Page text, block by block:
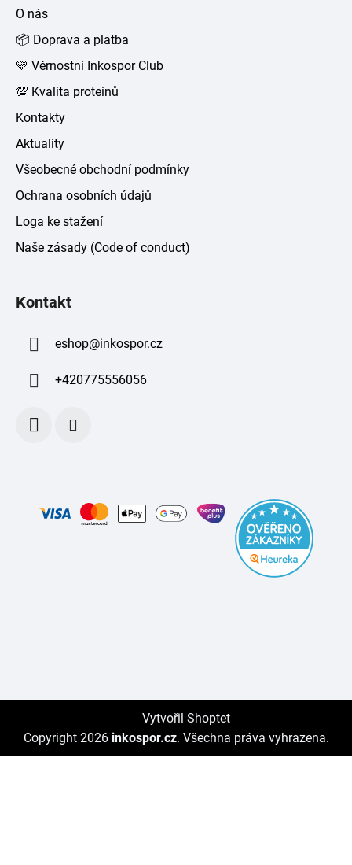
O nás
📦 Doprava a platba
💛 Věrnostní Inkospor Club
💯 Kvalita proteinů
Kontakty
Aktuality
Všeobecné obchodní podmínky
Ochrana osobních údajů
Loga ke stažení
Naše zásady (Code of conduct)
Kontakt
eshop@inkospor.cz
+420775556056
Vytvořil Shoptet
Copyright 2026 inkospor.cz. Všechna práva vyhrazena.